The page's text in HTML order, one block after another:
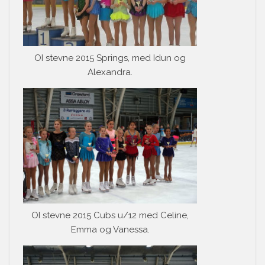
OI stevne 2015 Springs, med Idun og
Alexandra.
OI stevne 2015 Cubs u/12 med Celine,
Emma og Vanessa.